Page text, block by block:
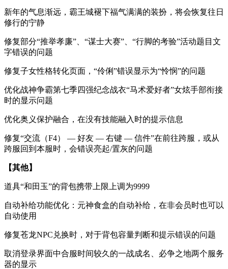
新年的气息渐远，霸王城褪下福气满满的装扮，将会恢复往日
修行的宁静
修复部分“推举孝廉”、“谋士大赛”、“行脚的考验”活动题目文
字错误的问题
修复子女性格转化页面，“伶俐”错误显示为“怜悯”的问题
优化战神争霸第七季四强纪念战衣“马术爱好者”女炫手部衔接
时的显示问题
优化奥义保护融合，在没有技能融入时的提示信息
修复“交流（F4） — 好友 — 右键 — 信件”在前往跨服，或从
跨服回到本服时，会错误亮起/置灰的问题
【其他】
道具“和田玉”的背包携带上限上调为9999
自动补给功能优化：元神食盒的自动补给，在非会员时也可以
自动使用
修复苍龙NPC兑换时，对于背包容量判断和提示错误的问题
取消登录界面中合服时间较久的一战成名、必争之地两个服务
器的显示